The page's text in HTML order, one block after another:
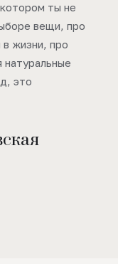
ты не
вещи, про
в жизни, про
натуральные
это